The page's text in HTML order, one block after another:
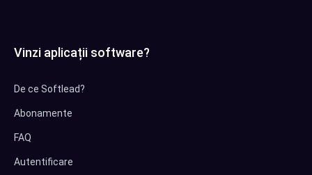
Vinzi aplicații software?
De ce Softlead?
Abonamente
FAQ
Autentificare